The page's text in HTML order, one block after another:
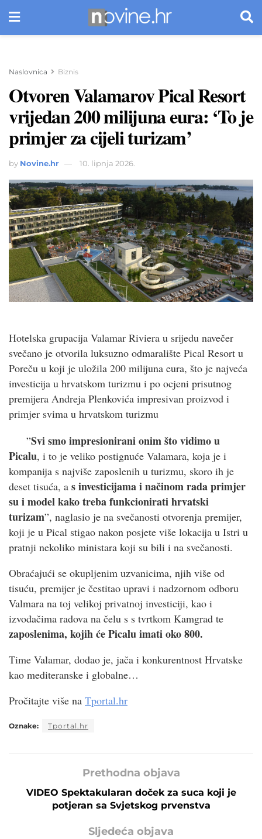
Naslovnica Biznis
Otvoren Valamarov Pical Resort
vrijedan 200 milijuna eura: ‘To je
primjer za cijeli turizam’
by Novine.hr 10. lipnja 2026.
Hotelska grupacija Valamar Riviera u srijedu navečer
svečano je otvorila luksuzno odmaralište Pical Resort u
Poreču u koji je uložila 200 milijuna eura, što je najveća
investicija u hrvatskom turizmu i po ocjeni prisutnog
premijera Andreja Plenkovića impresivan proizvod i
primjer svima u hrvatskom turizmu
”Svi smo impresionirani onim što vidimo u
Picalu, i to je veliko postignuće Valamara, koja je i
kompanija s najviše zaposlenih u turizmu, skoro ih je
deset tisuća, a s investicijama i načinom rada primjer
su i model kako treba funkcionirati hrvatski
turizam”, naglasio je na svečanosti otvorenja premijer,
koji je u Pical stigao nakon posjete više lokacija u Istri u
pratnji nekoliko ministara koji su bili i na svečanosti.
Obraćajući se okupljenim uzvanicima, njih više od
tisuću, premijer je čestitao upravi i nadzornom odboru
Valmara na toj velikoj privatnoj investiciji, kao i
izvođačima radova na čelu s s tvrtkom Kamgrad te
zaposlenima, kojih će Picalu imati oko 800.
Time Valamar, dodao je, jača i konkurentnost Hrvatske
kao mediteranske i globalne…
Pročitajte više na Tportal.hr
Oznake: Tportal.hr
Prethodna objava
VIDEO Spektakularan doček za suca koji je
potjeran sa Svjetskog prvenstva
Sljedeća objava